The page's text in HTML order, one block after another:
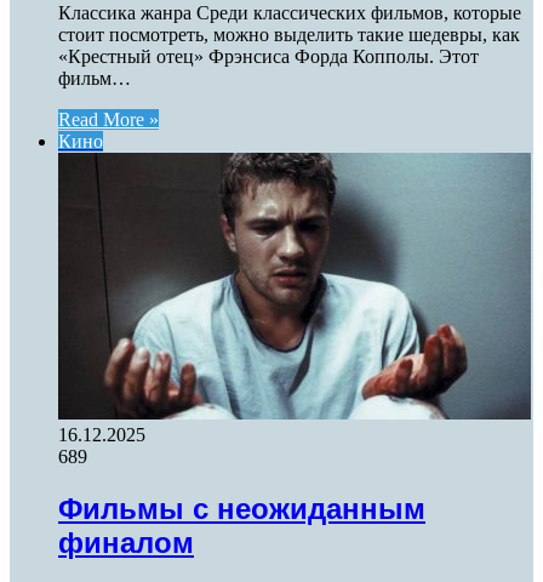
Классика жанра Среди классических фильмов, которые
стоит посмотреть, можно выделить такие шедевры, как
«Крестный отец» Фрэнсиса Форда Копполы. Этот
фильм…
Read More »
Кино
16.12.2025
689
Фильмы с неожиданным
финалом